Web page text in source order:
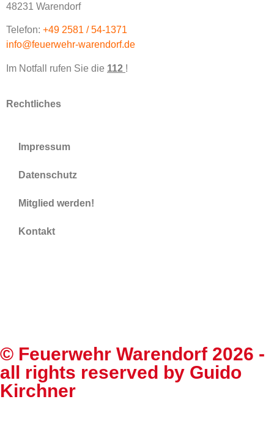
48231 Warendorf
Telefon: +49 2581 / 54-1371
info@feuerwehr-warendorf.de
Im Notfall rufen Sie die 112 !
Rechtliches
Impressum
Datenschutz
Mitglied werden!
Kontakt
© Feuerwehr Warendorf 2026 -
all rights reserved by Guido
Kirchner